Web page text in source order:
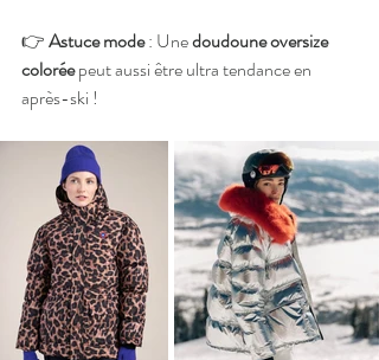
👉 Astuce mode : Une doudoune oversize
colorée peut aussi être ultra tendance en
après-ski !